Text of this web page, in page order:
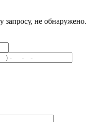
запросу, не обнаружено.